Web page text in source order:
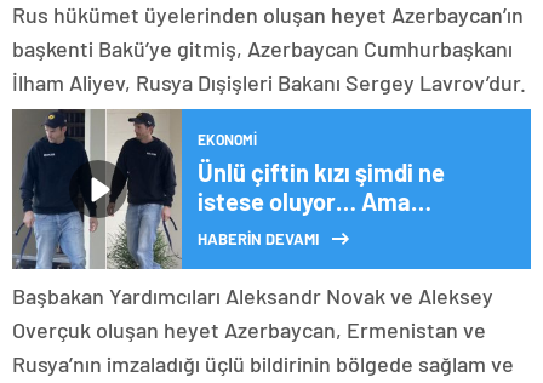
Rus hükümet üyelerinden oluşan heyet Azerbaycan’ın
başkenti Bakü’ye gitmiş, Azerbaycan Cumhurbaşkanı
İlham Aliyev, Rusya Dışişleri Bakanı Sergey Lavrov’dur.
EKONOMI
Ünlü çiftin kızı şimdi ne
istese oluyor… Ama
büyüyünce çalışmazsa tek
Çocuklara miras yok!
HABERİN DEVAMI
Başbakan Yardımcıları Aleksandr Novak ve Aleksey
Overçuk oluşan heyet Azerbaycan, Ermenistan ve
Rusya’nın imzaladığı üçlü bildirinin bölgede sağlam ve